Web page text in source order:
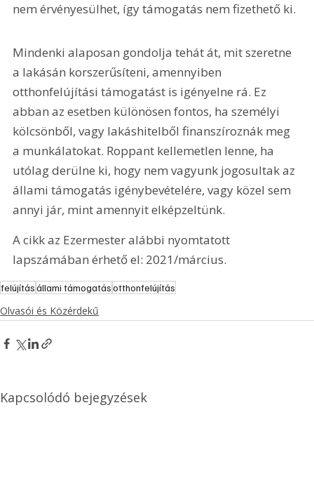
nem érvényesülhet, így támogatás nem fizethető ki.
Mindenki alaposan gondolja tehát át, mit szeretne
a lakásán korszerűsíteni, amennyiben
otthonfelújítási támogatást is igényelne rá. Ez
abban az esetben különösen fontos, ha személyi
kölcsönből, vagy lakáshitelből finanszíroznák meg
a munkálatokat. Roppant kellemetlen lenne, ha
utólag derülne ki, hogy nem vagyunk jogosultak az
állami támogatás igénybevételére, vagy közel sem
annyi jár, mint amennyit elképzeltünk.
A cikk az Ezermester alábbi nyomtatott
lapszámában érhető el: 2021/március.
felújításállami támogatásotthonfelújítás
Olvasói és Közérdekű
Kapcsolódó bejegyzések